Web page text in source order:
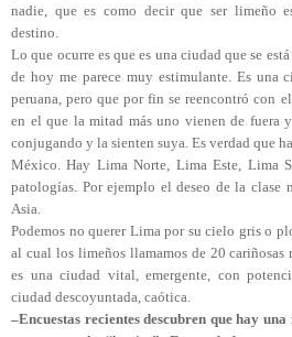
nadie, que es como decir que ser limeño
destino.
Lo que ocurre es que es una ciudad que se
de hoy me parece muy estimulante. Es una
peruana, pero que por fin se reencontró con
en el que la mitad más uno vienen de fuera
conjugando y la sienten suya. Es verdad que
México. Hay Lima Norte, Lima Este, Lima
patologías. Por ejemplo el deseo de la clase
Asia.
Podemos no querer Lima por su cielo gris o
al cual los limeños llamamos de 20 cariñosas
es una ciudad vital, emergente, con
ciudad descoyuntada, caótica.
–Encuestas recientes descubren que hay